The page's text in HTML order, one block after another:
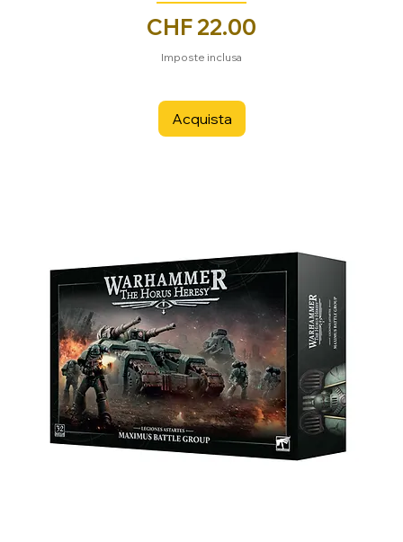
Prezzo
CHF 22.00
Imposte inclusa
Acquista